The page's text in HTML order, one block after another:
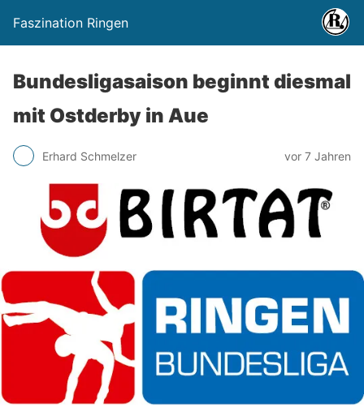
Faszination Ringen
Bundesligasaison beginnt diesmal
mit Ostderby in Aue
Erhard Schmelzer vor 7 Jahren